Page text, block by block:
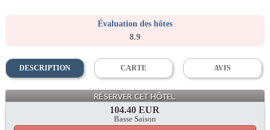
Évaluation des hôtes
8.9
DESCRIPTION CARTE AVIS
RÉSERVER CET HÔTEL
104.40 EUR
Basse Saison